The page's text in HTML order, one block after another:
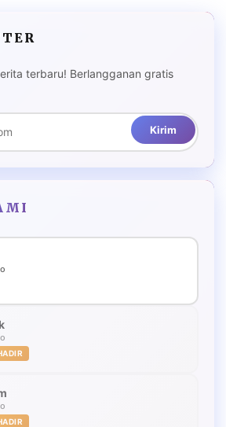
terbaru! Berlangganan gratis
Kirim